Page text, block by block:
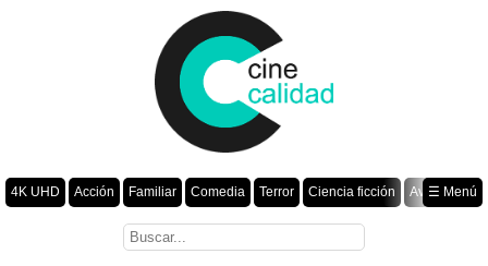
4K UHD Acción Familiar Comedia Terror Ciencia ficción
Aventura
Romance Fantasía Drama Animación Crimen
☰ Menú